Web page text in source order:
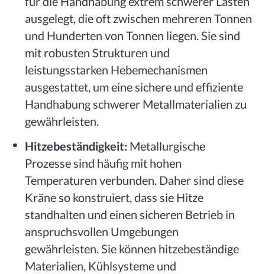
ausgelegt, die oft zwischen mehreren Tonnen
und Hunderten von Tonnen liegen. Sie sind
mit robusten Strukturen und
leistungsstarken Hebemechanismen
ausgestattet, um eine sichere und effiziente
Handhabung schwerer Metallmaterialien zu
gewährleisten.
Hitzebeständigkeit: Metallurgische
Prozesse sind häufig mit hohen
Temperaturen verbunden. Daher sind diese
Kräne so konstruiert, dass sie Hitze
standhalten und einen sicheren Betrieb in
anspruchsvollen Umgebungen
gewährleisten. Sie können hitzebeständige
Materialien, Kühlsysteme und